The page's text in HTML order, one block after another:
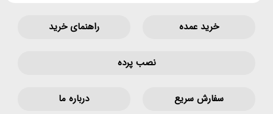
خرید عمده راهنمای خرید
نصب پرده
سفارش سریع درباره ما